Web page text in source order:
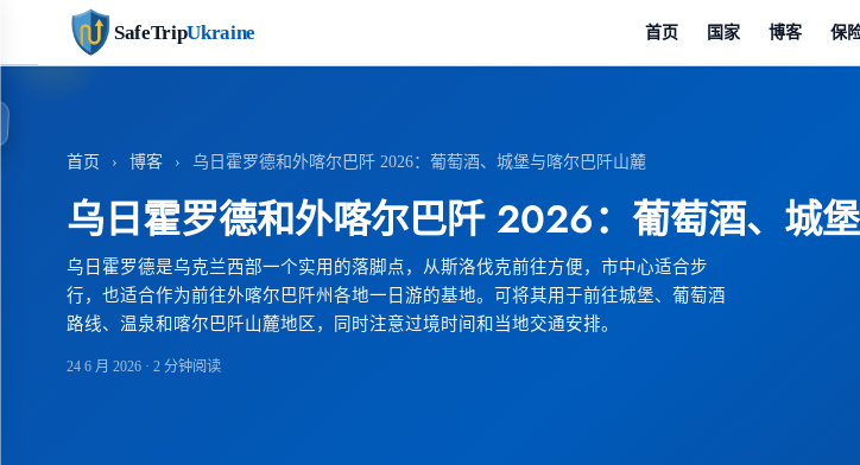
SafeTripUkraine 首页 国家 博客 保
首页 › 博客 › 乌日霍罗德和外喀尔巴阡 2026：葡萄酒、城堡与喀尔巴阡山麓
乌日霍罗德和外喀尔巴阡 2026：葡萄酒、城
乌日霍罗德是乌克兰西部一个实用的落脚点，从斯洛伐克前往方便，市中心适合步
行，也适合作为前往外喀尔巴阡州各地一日游的基地。可将其用于前往城堡、葡萄酒
路线、温泉和喀尔巴阡山麓地区，同时注意过境时间和当地交通安排。
24 6 月 2026 · 2 分钟阅读